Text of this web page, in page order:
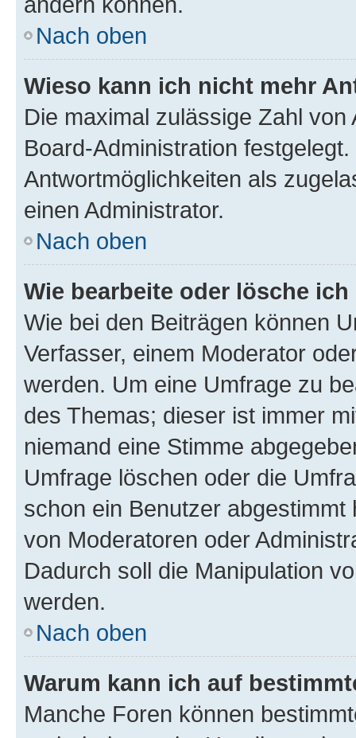
Nach oben
Wieso kann ich nicht mehr
Die maximal zulässige Zahl
Board-Administration
Antwortmöglichkeiten als
einen Administrator.
Nach oben
Wie bearbeite oder lösche
Wie bei den Beiträgen können
Verfasser, einem Moderator
werden. Um eine Umfrage zu
des Themas; dieser ist immer
niemand eine Stimme
Umfrage löschen oder die
schon ein Benutzer
von Moderatoren oder
Dadurch soll die Manipulation
werden.
Nach oben
Warum kann ich auf
Manche Foren können